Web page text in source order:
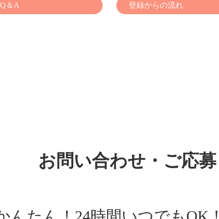
＆A 登録からの流れ
お問い合わせ・ご応募